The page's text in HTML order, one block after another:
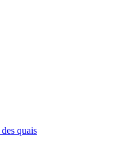
quais